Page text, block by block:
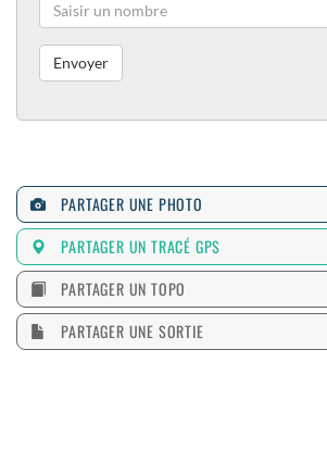
PARTAGER UNE PHOTO
PARTAGER UN TRACÉ GPS
PARTAGER UN TOPO
PARTAGER UNE SORTIE